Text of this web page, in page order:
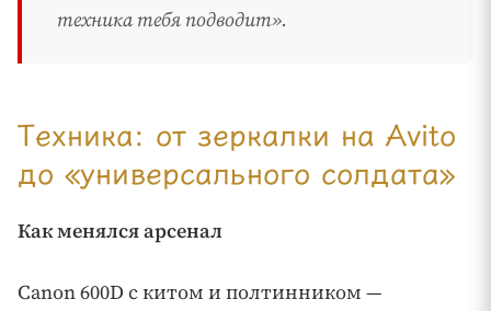
техника тебя подводит».
Техника: от зеркалки на Avito
до «универсального солдата»
Как менялся арсенал
Canon 600D с китом и полтинником —